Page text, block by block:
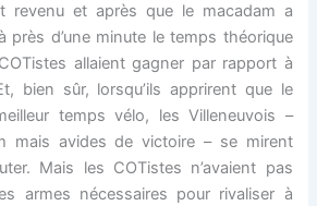
revenu et après que le macadam a
près d’une minute le temps théorique
allaient gagner par rapport à
bien sûr, lorsqu’ils apprirent que le
temps vélo, les Villeneuvois –
mais avides de victoire – se mirent
Mais les COTistes n’avaient pas
armes nécessaires pour rivaliser à